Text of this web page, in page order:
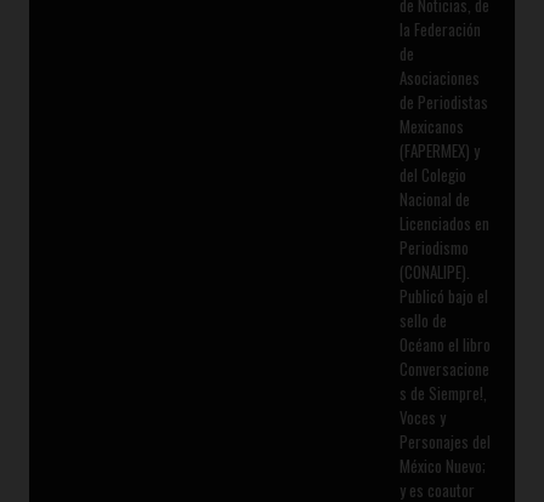
de Noticias, de
la Federación
de
Asociaciones
de Periodistas
Mexicanos
(FAPERMEX) y
del Colegio
Nacional de
Licenciados en
Periodismo
(CONALIPE).
Publicó bajo el
sello de
Océano el libro
Conversacione
s de Siempre!,
Voces y
Personajes del
México Nuevo;
y es coautor